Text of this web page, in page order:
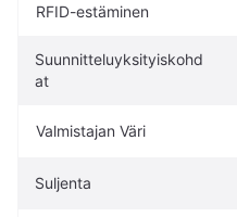
RFID-estäminen
Suunnitteluyksityiskohd
at
Valmistajan Väri
Suljenta